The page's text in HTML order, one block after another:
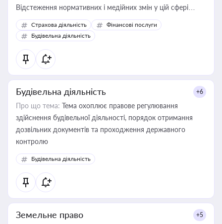
Відстеження нормативних і медійних змін у цій сфері
корисне для власника бізнесу, керівника, юриста або
бухгалтера під час оподаткування, приватизації, оренди
державного майна, корпоративних угод і перевірки
статусу суб'єктів оціночної діяльності
Страхова діяльність
Фінансові послуги
Будівельна діяльність
Будівельна діяльність +6
Про що тема: Тема охоплює правове регулювання
здійснення будівельної діяльності, порядок отримання
дозвільних документів та проходження державного
контролю
Будівельна діяльність
Земельне право +5